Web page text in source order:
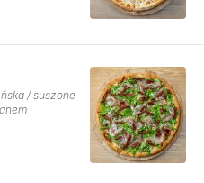
/ suszone